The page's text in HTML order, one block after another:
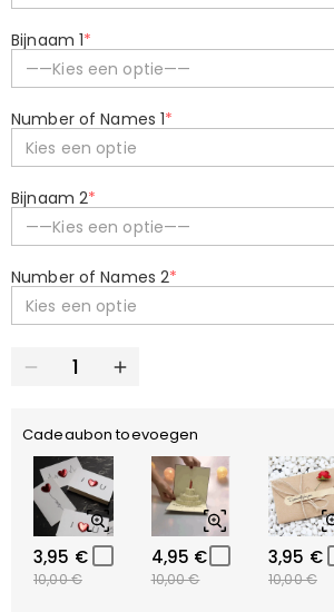
Bijnaam 1*
——Kies een optie——
Number of Names 1*
Kies een optie
Bijnaam 2*
——Kies een optie——
Number of Names 2*
Kies een optie
Cadeaubon toevoegen
3,95 €
10,00 €
4,95 €
10,00 €
3,95 €
10,00 €